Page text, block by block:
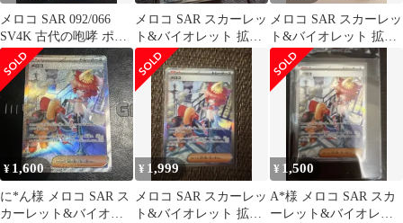
メロコ SAR 092/066
SV4K 古代の咆哮 ポケ
モンカード
メロコ SAR スカーレッ
ト&バイオレット 拡張
パック 古代の咆哮
092/0…
メロコ SAR スカーレッ
ト&バイオレット 拡張
パック 古代の咆哮
092/0…
¥ 1,600
に*ん様 メロコ SAR ス
カーレット&バイオレ
¥ 1,999
メロコ SAR スカーレッ
ト&バイオレット 拡張
¥ 1,500
A*様 メロコ SAR スカ
ーレット&バイオレッ